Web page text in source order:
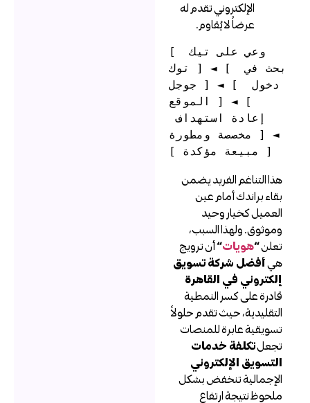
الإلكتروني تقدم له
عرضاً لا يُقاوم.
[ وعي على تيك
توك ] ◄ [ بحث في
جوجل ] ◄ [ دخول
الموقع ] ◄ [
إعادة استهداف
مخصصة ومطورة ] ◄
هذا التناغم الفريد يضمن
بقاء براندك أمام عين
العميل كخيار وحيد
وموثوق. ولهذا السبب،
هويات“أن ترويج
أفضل شركة تسويق
إلكتروني في القاهرة
قادرة على كسر النمطية
التقليدية، حيث تقدم حلولاً
تسويقية عابرة للمنصات
تكلفة خدمات
التسويق الإلكتروني
الإجمالية تنخفض بشكل
ملحوظ نتيجة ارتفاع